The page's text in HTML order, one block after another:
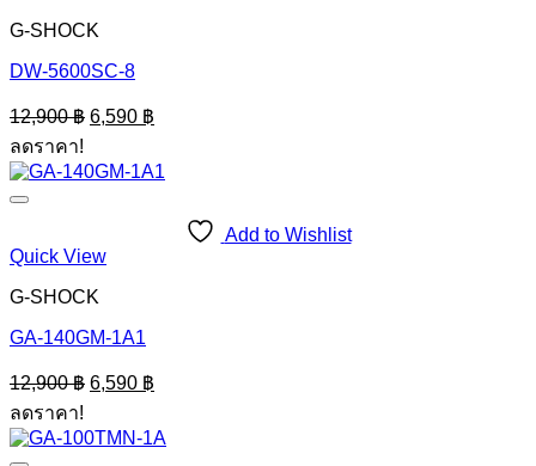
G-SHOCK
DW-5600SC-8
12,900฿ Original
price
12,900 ฿.
6,590 ฿
price
6,590 ฿.
ลดราคา!
Add to Wishlist
Quick View
G-SHOCK
GA-140GM-1A1
12,900฿ Original
price
12,900 ฿.
6,590 ฿
price
6,590 ฿.
ลดราคา!